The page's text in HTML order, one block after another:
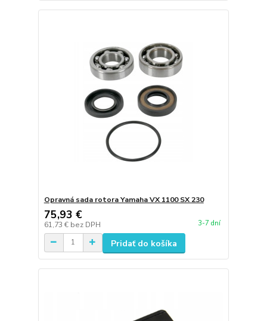
Opravná sada rotora Yamaha VX 1100 SX 230
75,93 €
61,73 € bez DPH 3-7 dní
Pridať do košíka